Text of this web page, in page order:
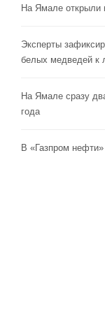
На Ямале открыли
Эксперты
белых медведей к
На Ямале сразу
года
В «Газпром нефти»